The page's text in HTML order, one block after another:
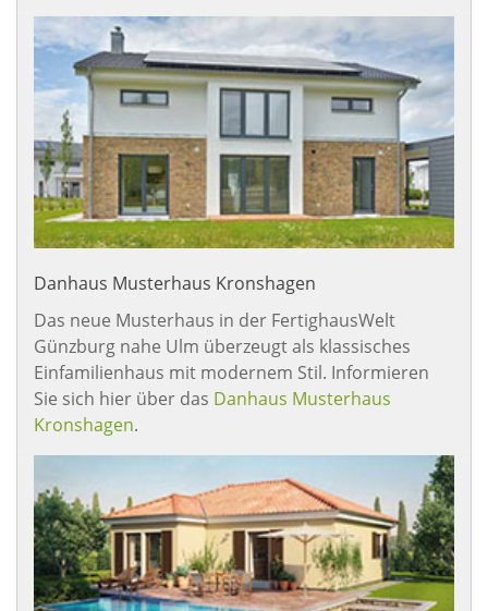
Danhaus Musterhaus Kronshagen
Das neue Musterhaus in der FertighausWelt
Günzburg nahe Ulm überzeugt als klassisches
Einfamilienhaus mit modernem Stil. Informieren
Sie sich hier über das Danhaus Musterhaus
Kronshagen.